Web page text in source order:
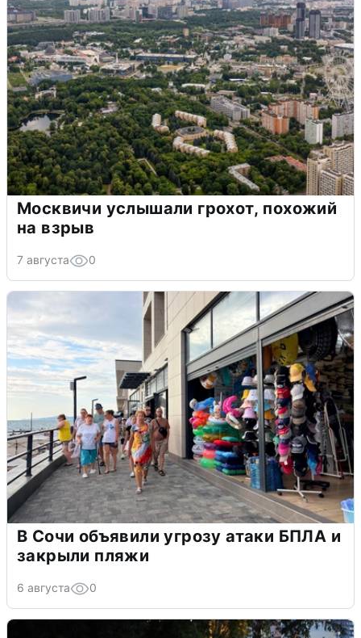
Москвичи услышали грохот, похожий
на взрыв
7 августа 0
В Сочи объявили угрозу атаки БПЛА и
закрыли пляжи
6 августа 0